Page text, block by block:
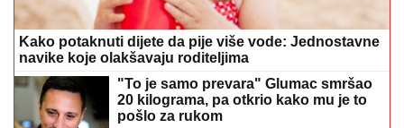
Kako potaknuti dijete da pije više vode: Jednostavne
navike koje olakšavaju roditeljima
"To je samo prevara" Glumac smršao
20 kilograma, pa otkrio kako mu je to
pošlo za rukom